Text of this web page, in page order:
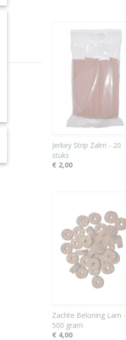
Jerkey Strip Zalm - 20
stuks
€ 2,00
Zachte Beloning Lam -
500 gram
€ 4,00